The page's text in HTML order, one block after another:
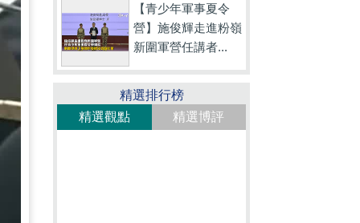
【青少年軍事夏令
營】施俊輝走進粉嶺
新圍軍營任講者...
精選排行榜
精選觀點
精選博評